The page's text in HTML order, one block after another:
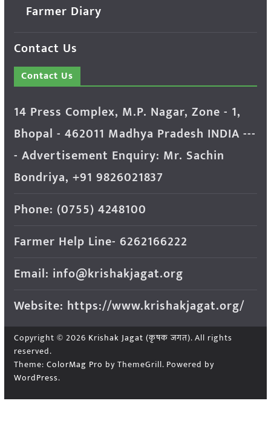
Farmer Diary
Contact Us
Contact Us
14 Press Complex, M.P. Nagar, Zone - 1,
Bhopal - 462011 Madhya Pradesh INDIA ---
- Advertisement Enquiry: Mr. Sachin
Bondriya, +91 9826021837
Phone: (0755) 4248100
Farmer Help Line- 6262166222
Email: info@krishakjagat.org
Website: https://www.krishakjagat.org/
Copyright © 2026 Krishak Jagat (कृषक जगत). All rights
reserved.
Theme: ColorMag Pro by ThemeGrill. Powered by
WordPress.